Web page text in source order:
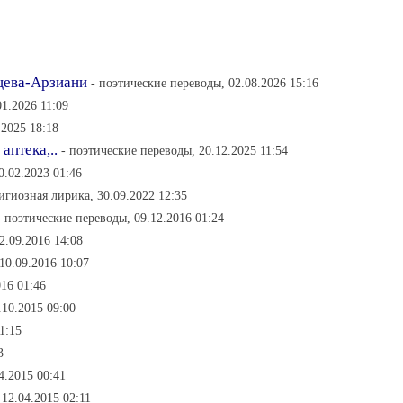
Арзиани - поэтические переводы, 02.08.2026 15:16
11:09
18:18
- поэтические переводы, 20.12.2025 11:54
01:46
лирика, 30.09.2022 12:35
поэтические переводы, 09.12.2016 01:24
14:08
10:07
01:46
09:00
00:41
02:11